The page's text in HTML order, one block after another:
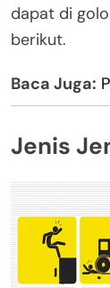
dapat di
berikut.
Baca Juga:
Jenis